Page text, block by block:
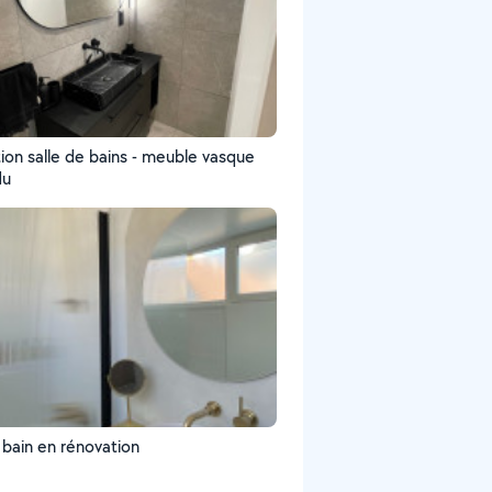
salle de bains - meuble vasque
en rénovation